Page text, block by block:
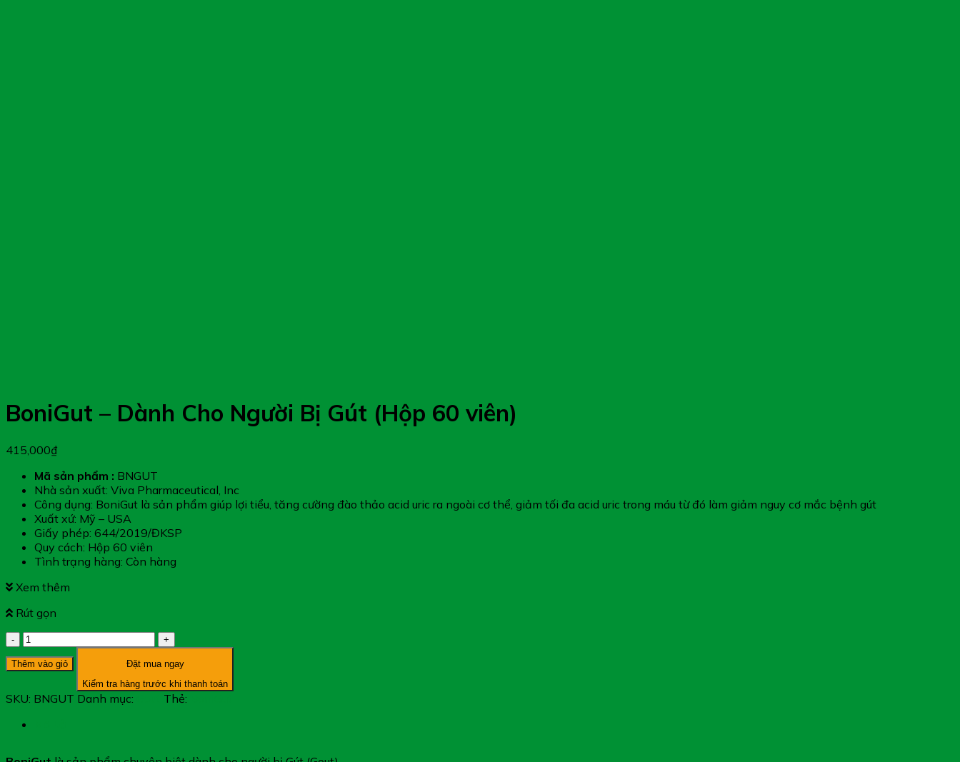
BoniGut – Dành Cho Người Bị Gút (Hộp 60 viên)
415,000₫
Mã sản phẩm : BNGUT
Nhà sản xuất: Viva Pharmaceutical, Inc
Công dụng: BoniGut là sản phẩm giúp lợi tiểu, tăng cường đào thảo acid uric ra ngoài cơ thể, giảm tối đa acid uric trong máu từ đó làm giảm nguy cơ mắc bệnh gút
Xuất xứ: Mỹ – USA
Giấy phép: 644/2019/ĐKSP
Quy cách: Hộp 60 viên
Tình trạng hàng: Còn hàng
Xem thêm
Rút gọn
BoniGut
-
Dành
Người
Gút
Thêm vào giỏ
Đặt mua ngay
Kiểm tra hàng trước khi thanh toán
SKU: BNGUT Danh mục: Thẻ: